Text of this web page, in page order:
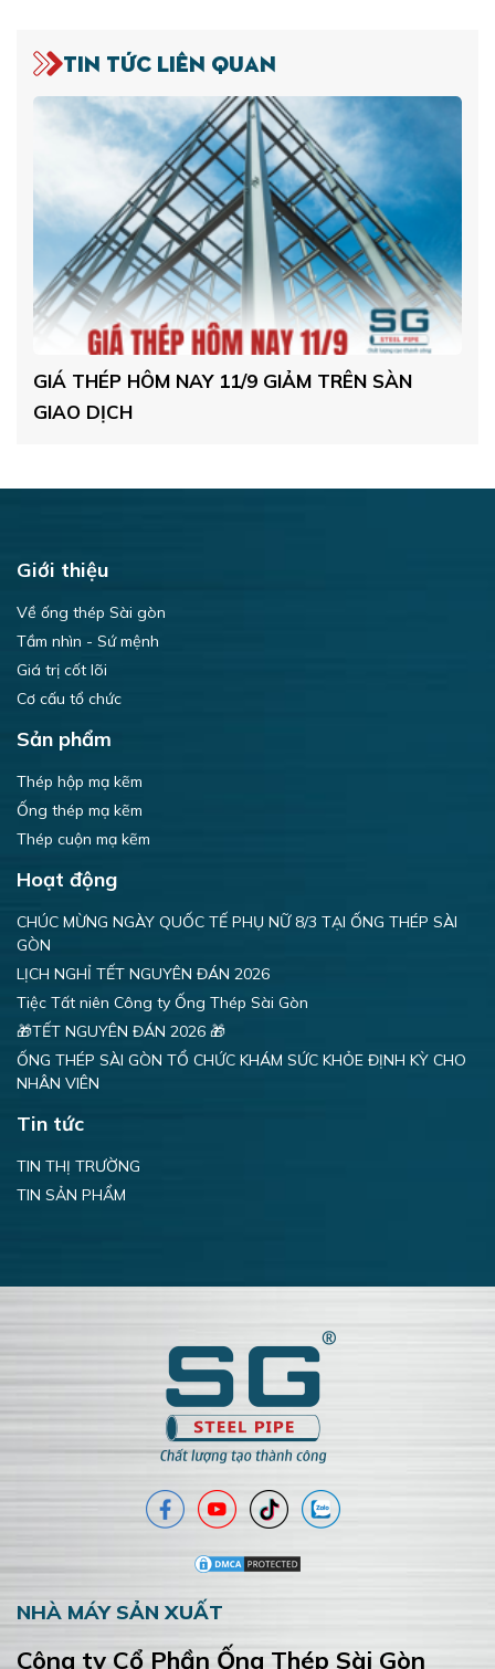
Tin tức liên quan
GIÁ THÉP HÔM NAY 11/9 GIẢM TRÊN SÀN
GIAO DỊCH
Giới thiệu
Về ống thép Sài gòn
Tầm nhìn - Sứ mệnh
Giá trị cốt lõi
Cơ cấu tổ chức
Sản phẩm
Thép hộp mạ kẽm
Ống thép mạ kẽm
Thép cuộn mạ kẽm
Hoạt động
CHÚC MỪNG NGÀY QUỐC TẾ PHỤ NỮ 8/3 TẠI ỐNG THÉP SÀI
GÒN
LỊCH NGHỈ TẾT NGUYÊN ĐÁN 2026
Tiệc Tất niên Công ty Ống Thép Sài Gòn
🎁TẾT NGUYÊN ĐÁN 2026 🎁
ỐNG THÉP SÀI GÒN TỔ CHỨC KHÁM SỨC KHỎE ĐỊNH KỲ CHO
NHÂN VIÊN
Tin tức
TIN THỊ TRƯỜNG
TIN SẢN PHẨM
NHÀ MÁY SẢN XUẤT
Công ty Cổ Phần Ống Thép Sài Gòn